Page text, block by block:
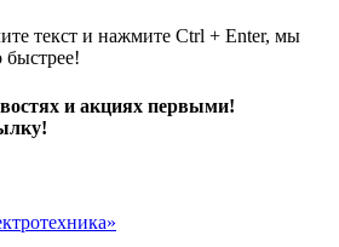
текст и нажмите Ctrl + Enter, мы
и акциях первыми!